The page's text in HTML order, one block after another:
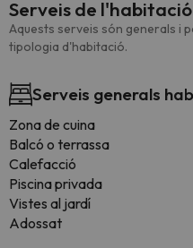
Serveis de l'habitació
Aquests serveis són generals i
tipologia d'habitació.
Serveis generals
Zona de cuina
Balcó o terrassa
Calefacció
Piscina privada
Vistes al jardí
Adossat